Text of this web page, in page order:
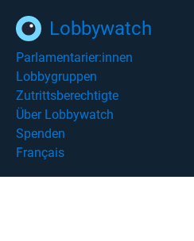
Lobbywatch
Parlamentarier:innen
Lobbygruppen
Zutrittsberechtigte
Über Lobbywatch
Spenden
Français